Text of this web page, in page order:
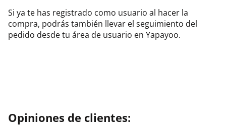
Si ya te has registrado como usuario al hacer la
compra, podrás también llevar el seguimiento del
pedido desde tu área de usuario en Yapayoo.
Opiniones de clientes: